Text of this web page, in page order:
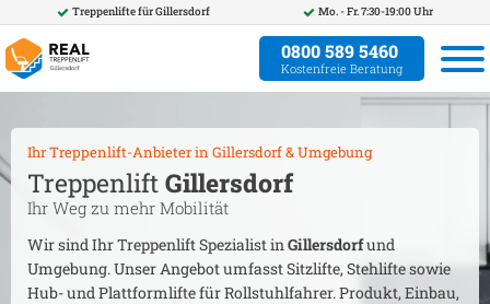
Treppenlifte fürGillersdorf Mo. - Fr. 7:30-19:00 Uhr
0800 589 5460
Kostenfreie Beratung
Ihr Treppenlift-Anbieter in Gillersdorf& Umgebung
Treppenlift Gillersdorf
Ihr Weg zu mehr Mobilität
Wir sind Ihr Treppenlift Spezialist inGillersdorfund
Umgebung. Unser Angebot umfasst Sitzlifte, Stehlifte sowie
Hub- und Plattformlifte für Rollstuhlfahrer. Produkt, Einbau,